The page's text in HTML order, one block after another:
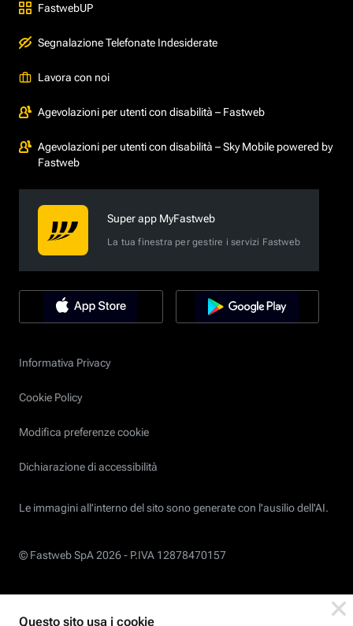
FastwebUP
Segnalazione Telefonate Indesiderate
Lavora con noi
Agevolazioni per utenti con disabilità – Fastweb
Agevolazioni per utenti con disabilità – Sky Mobile powered by
Fastweb
Super app MyFastweb
La tua finestra per gestire i servizi Fastweb
Informativa Privacy
Cookie Policy
Modifica preferenze cookie
Dichiarazione di accessibilità
Le immagini all’interno del sito sono generate con l'ausilio dell'AI.
© Fastweb SpA 2026 - P.IVA 12878470157